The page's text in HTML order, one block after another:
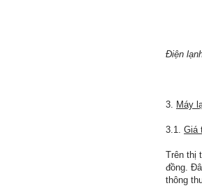
Điện
3. Máy
3.1. Giá
Trên thị
đồng.
thông